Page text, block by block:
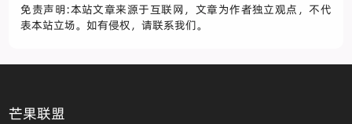
免责声明:本站文章来源于互联网，文章为作者独立观点，不代
表本站立场。如有侵权，请联系我们。
芒果联盟